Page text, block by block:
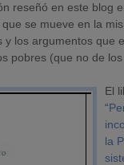
reseñó en este blog
se mueve en la
y los argumentos que
pobres (que no de
El
“
la